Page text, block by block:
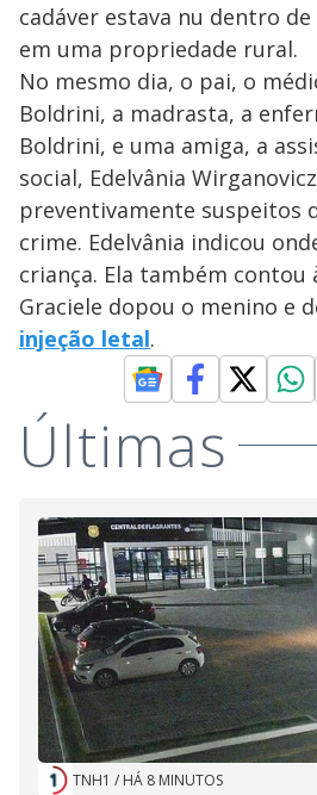
cadáver estava nu dentro
em uma propriedade rural.
No mesmo dia, o pai, o
Boldrini, a madrasta, a
Boldrini, e uma amiga, a
social, Edelvânia
preventivamente suspeitos
crime. Edelvânia indicou
criança. Ela também contou
Graciele dopou o menino e
injeção letal.
Últimas
TNH1 / HÁ 8 MINUTOS